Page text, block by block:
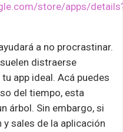
store/apps/
a no procrastinar.
distraerse
app ideal. Acá puedes
del tiempo, esta
árbol. Sin embargo, si
sales de la aplicación